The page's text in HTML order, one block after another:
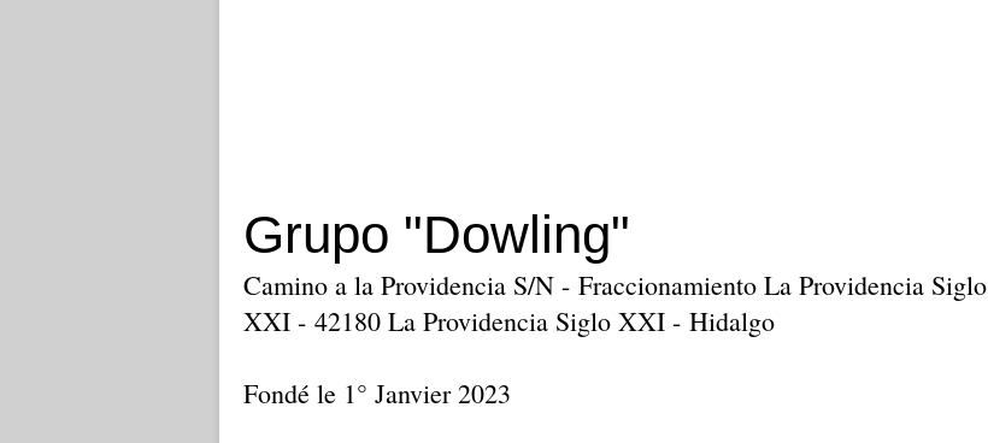
Grupo "Dowling"
Camino a la Providencia S/N - Fraccionamiento La Providencia Siglo
XXI - 42180 La Providencia Siglo XXI - Hidalgo
Fondé le 1° Janvier 2023